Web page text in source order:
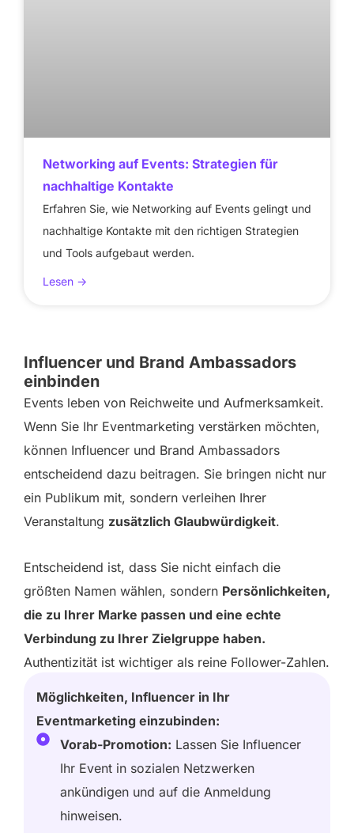
Networking auf Events: Strategien für
nachhaltige Kontakte
Erfahren Sie, wie Networking auf Events gelingt und
nachhaltige Kontakte mit den richtigen Strategien
und Tools aufgebaut werden.
Lesen ->
Influencer und Brand Ambassadors
einbinden
Events leben von Reichweite und Aufmerksamkeit.
Wenn Sie Ihr Eventmarketing verstärken möchten,
können Influencer und Brand Ambassadors
entscheidend dazu beitragen. Sie bringen nicht nur
ein Publikum mit, sondern verleihen Ihrer
Veranstaltung zusätzlich Glaubwürdigkeit.
Entscheidend ist, dass Sie nicht einfach die
größten Namen wählen, sondern Persönlichkeiten,
die zu Ihrer Marke passen und eine echte
Verbindung zu Ihrer Zielgruppe haben.
Authentizität ist wichtiger als reine Follower-Zahlen.
Möglichkeiten, Influencer in Ihr
Eventmarketing einzubinden:
Vorab-Promotion: Lassen Sie Influencer
Ihr Event in sozialen Netzwerken
ankündigen und auf die Anmeldung
hinweisen.